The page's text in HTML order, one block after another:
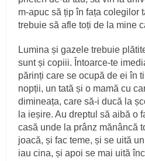
m‑apuc să țip în fața colegilor
trebuie să afle toți de la mine
Lumina și gazele trebuie
sunt și copiii. Întoarce‑te
părinți care se ocupă de ei în
nopții, un tată și o mamă cu
dimineața, care să‑i ducă la
la ieșire. Au dreptul să aibă o
casă unde la prânz mănâncă
joacă, și fac teme, și se uită
iau cina, și apoi se mai uită